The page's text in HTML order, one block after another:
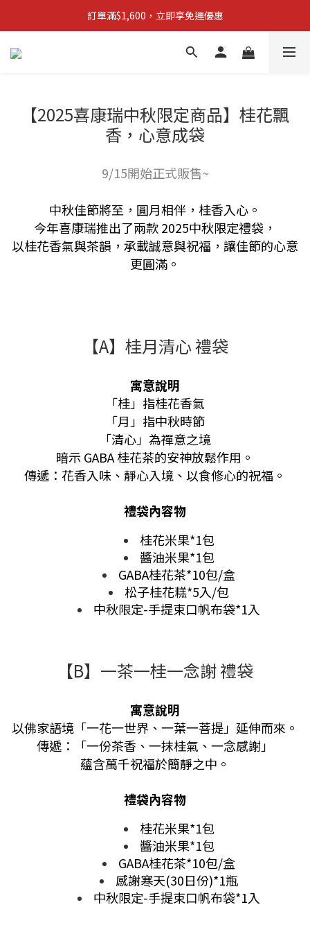
【新品上市】拋棄型簡易廁所 防災必備!
訂單滿$1,600，立即享免運優惠
【新品上市】拋棄型簡易廁所 防災必備!
【2025喜康瑞中秋限定商品】桂花飄
香，心意成袋
9/15開始正式販售~
中秋佳節將至，圓月相伴，桂香入心。
今年喜康瑞推出了兩款 2025中秋限定禮袋，
以桂花香氣與茶韻，承載誠意與祝福，讓佳節的心意
更圓滿。
【A】桂月清心 禮袋
寓意說明
「桂」指桂花香氣
「月」指中秋時節
「清心」為禪意之境
暗示 GABA 桂花茶的安神放鬆作用。
傳遞：花香入味、靜心入境、以食修心的祝福。
禮袋內容物
桂花米果*1包
醬油米果*1包
GABA桂花茶*10包/盒
松子桂花糕*5入/包
中秋限定-手提束口帆布袋*1入
【B】一茶一桂一念謝 禮袋
寓意說明
以佛家語境「一花一世界、一葉一菩提」延伸而來。
傳遞：「一份茶香、一抹桂氣、一念感謝」
蘊含萬千祝福於簡靜之中。
禮袋內容物
桂花米果*1包
醬油米果*1包
GABA桂花茶*10包/盒
感謝寒天(30日份)*1瓶
中秋限定-手提束口帆布袋*1入